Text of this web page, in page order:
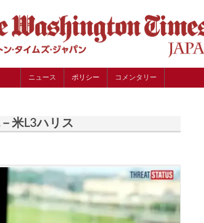
ニュース ポリシー コメンタリー
米L3ハリス